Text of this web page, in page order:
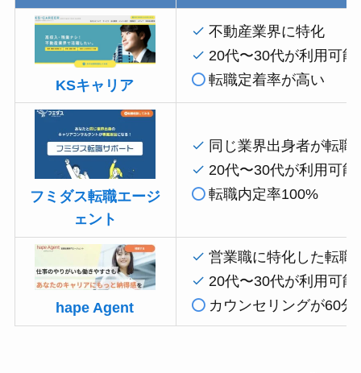
KSキャリア
不動産業界に特化
20代〜30代が利用可能
転職定着率が高い
フミダス転職エージ
ェント
同じ業界出身者が転職
20代〜30代が利用可能
転職内定率100%
hape Agent
営業職に特化した転職
20代〜30代が利用可能
カウンセリングが60分